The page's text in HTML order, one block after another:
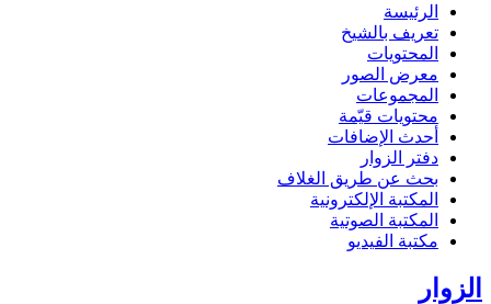
الرئيسة
تعريف بالشيخ
المحتويات
معرض الصور
المجموعات
محتويات قيّمة
أحدث الإضافات
دفتر الزوار
بحث عن طريق الغلاف
المكتبة الإلكترونية
المكتبة الصوتية
مكتبة الفيديو
الزوار